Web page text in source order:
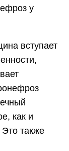
у
вступает
как и
Это также